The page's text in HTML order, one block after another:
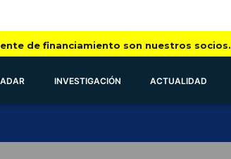
de financiamiento son nuestros socios.
INVESTIGACIÓN ACTUALIDAD